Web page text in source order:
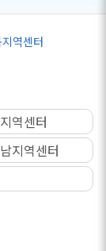
역센터
역센터
지역센터